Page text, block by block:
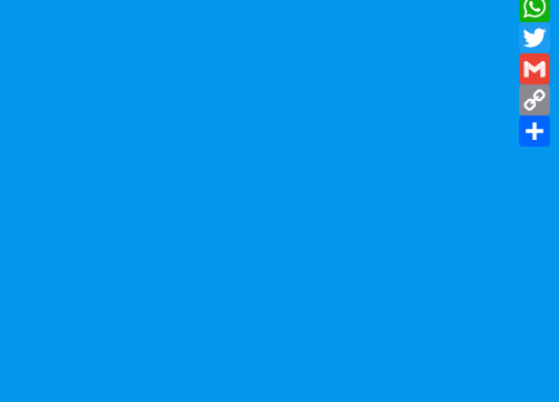
Facebook
WhatsApp
Twitter
Gmail
Copy